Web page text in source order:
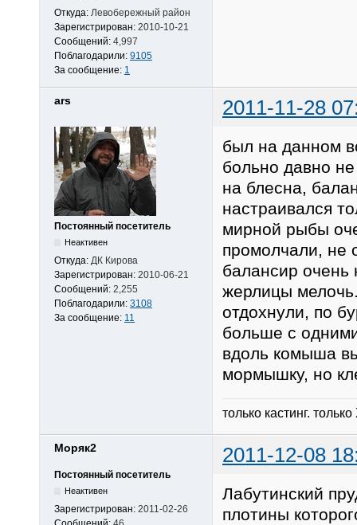
Откуда: Левобережный район
Зарегистрирован: 2010-10-21
Сообщений: 4,997
Поблагодарили: 9105
За сообщение: 1
ars 2011-11-28
Постоянный посетитель
Неактивен
Откуда: ДК Кирова
Зарегистрирован: 2010-06-21
Сообщений: 2,255
Поблагодарили: 3108
За сообщение: 11
был на данном
больно давно
на блесна,
настраивался
мирной рыбы
промолчали, не
балансир очень
жерлицы
отдохнули, по
больше с
вдоль комыша
мормышку, но
только кастинг.
Моряк2 2011-12-08
Постоянный посетитель
Неактивен
Зарегистрирован: 2011-02-26
Лабутинский
плотины